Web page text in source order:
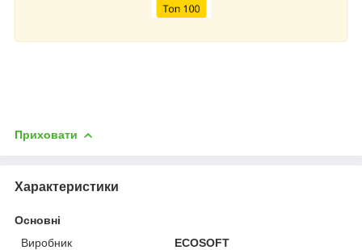
Приховати
Характеристики
Основні
Виробник
ECOSOFT